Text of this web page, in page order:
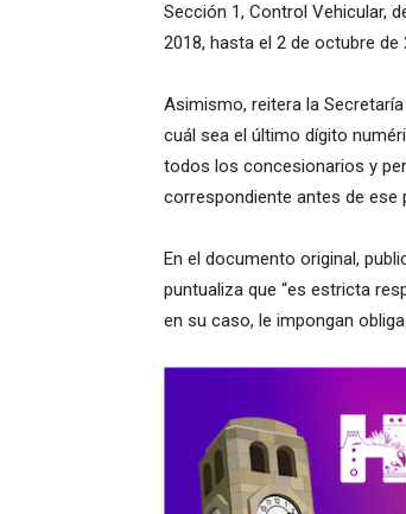
Sección 1, Control Vehicular,
2018, hasta el 2 de octubre de
Asimismo, reitera la
cuál sea el último dígito
todos los concesionarios y
correspondiente antes de
En el documento original,
puntualiza que “es estricta
en su caso, le impongan